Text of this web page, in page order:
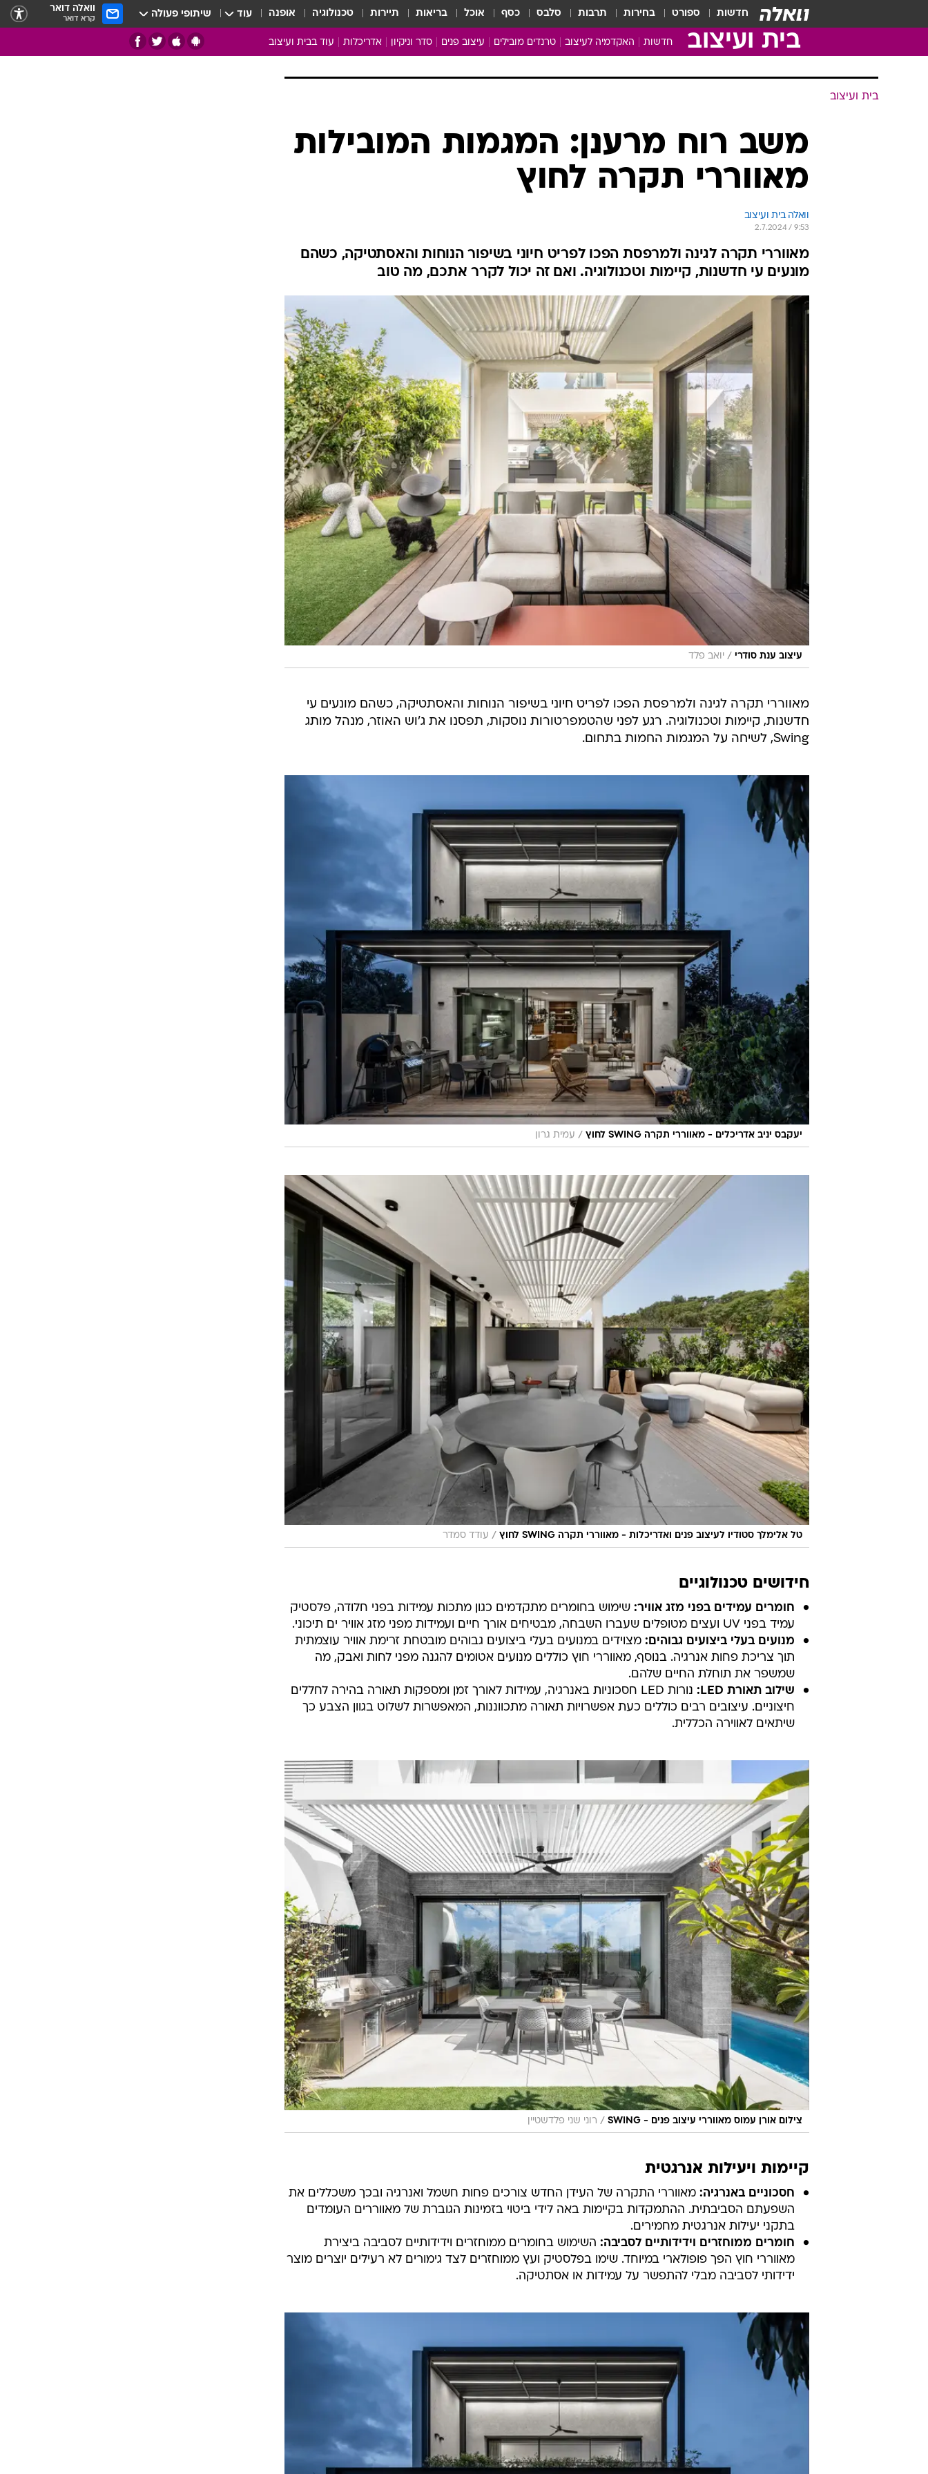
חדשות ספורט בחירות תרבות סלבס כסף אוכל בריאות תיירות טכנולוגיה אופנה עוד שיתופי פעולה וואלה דואר
קרא דואר
בית ועיצוב חדשות האקדמיה לעיצוב טרנדים מובילים עיצוב פנים סדר וניקיון
מדריך הניקיון
אדריכלות עוד בבית ועיצוב
כל הכתבות
כתבו לנו
בית ועיצוב
משב רוח מרענן: המגמות המובילות
מאווררי תקרה לחוץ
וואלה בית ועיצוב
2.7.2024 / 9:53
מאווררי תקרה לגינה ולמרפסת הפכו לפריט חיוני בשיפור הנוחות והאסתטיקה, כשהם
מונעים עי חדשנות, קיימות וטכנולוגיה. ואם זה יכול לקרר אתכם, מה טוב
עיצוב ענת סודרי / יואב פלד
מאווררי תקרה לגינה ולמרפסת הפכו לפריט חיוני בשיפור הנוחות והאסתטיקה, כשהם מונעים עי
חדשנות, קיימות וטכנולוגיה. רגע לפני שהטמפרטורות נוסקות, תפסנו את ג'וש האוזר, מנהל מותג
Swing, לשיחה על המגמות החמות בתחום.
יעקבס יניב אדריכלים - מאווררי תקרה SWING לחוץ / עמית גרון
טל אלימלך סטודיו לעיצוב פנים ואדריכלות - מאווררי תקרה SWING לחוץ / עודד סמדר
חידושים טכנולוגיים
חומרים עמידים בפני מזג אוויר: שימוש בחומרים מתקדמים כגון מתכות עמידות בפני חלודה, פלסטיק
עמיד בפני UV ועצים מטופלים שעברו השבחה, מבטיחים אורך חיים ועמידות מפני מזג אוויר ים תיכוני.
מנועים בעלי ביצועים גבוהים: מצוידים במנועים בעלי ביצועים גבוהים מובטחת זרימת אוויר עוצמתית
תוך צריכת פחות אנרגיה. בנוסף, מאווררי חוץ כוללים מנועים אטומים להגנה מפני לחות ואבק, מה
שמשפר את תוחלת החיים שלהם.
שילוב תאורת LED:
נורות LED חסכוניות באנרגיה, עמידות לאורך זמן ומספקות תאורה בהירה לחללים
חיצוניים. עיצובים רבים כוללים כעת אפשרויות תאורה מתכווננות, המאפשרות לשלוט בגוון הצבע כך
שיתאים לאווירה הכללית.
צילום אורן עמוס מאווררי עיצוב פנים - SWING / רוני שני פלדשטיין
קיימות ויעילות אנרגטית
חסכוניים באנרגיה: מאווררי התקרה של העידן החדש צורכים פחות חשמל ואנרגיה ובכך משכללים את
השפעתם הסביבתית. ההתמקדות בקיימות באה לידי ביטוי בזמינות הגוברת של מאווררים העומדים
בתקני יעילות אנרגטית מחמירים.
חומרים ממוחזרים וידידותיים לסביבה: השימוש בחומרים ממוחזרים וידידותיים לסביבה ביצירת
מאווררי חוץ הפך פופולארי במיוחד. שימו בפלסטיק ועץ ממוחזרים לצד גימורים לא רעילים יוצרים מוצר
ידידותי לסביבה מבלי להתפשר על עמידות או אסתטיקה.